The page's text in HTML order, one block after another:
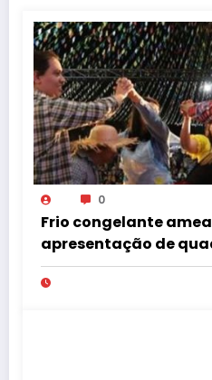
0
Frio congelante
apresentação de
no Tupã Junina